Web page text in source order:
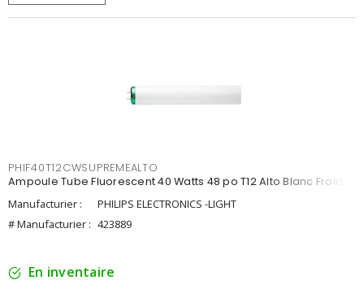
PHIF40T12CWSUPREMEALTO
Ampoule Tube Fluorescent 40 Watts 48 po T12 Alto Blanc Froid
Manufacturier :
PHILIPS ELECTRONICS -LIGHT
# Manufacturier : 423889
En inventaire